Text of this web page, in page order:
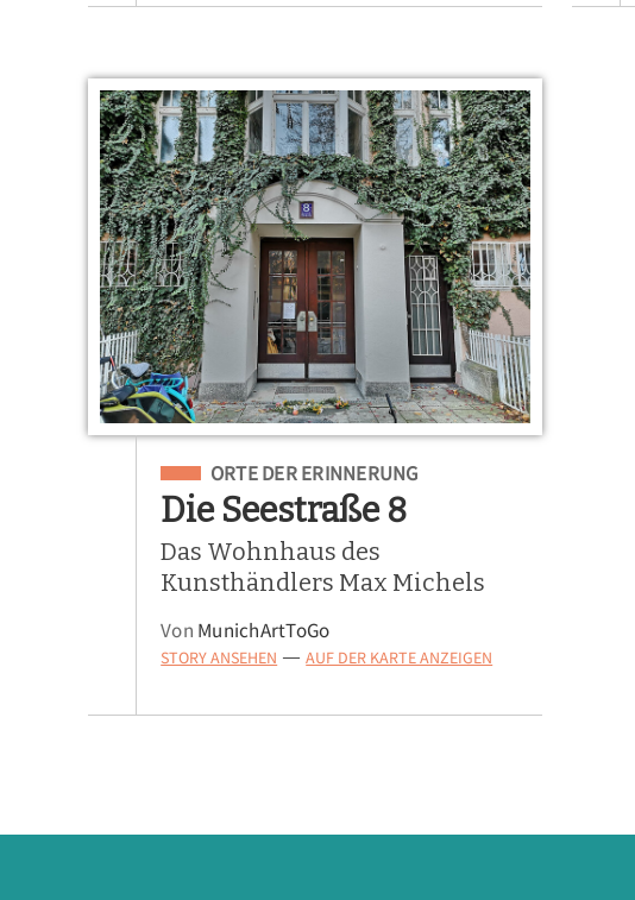
Eingeordnet unter
ORTE DER ERINNERUNG
Die Seestraße 8
Das Wohnhaus des
Kunsthändlers Max Michels
Von MunichArtToGo
STORY ANSEHEN — AUF DER KARTE ANZEIGEN